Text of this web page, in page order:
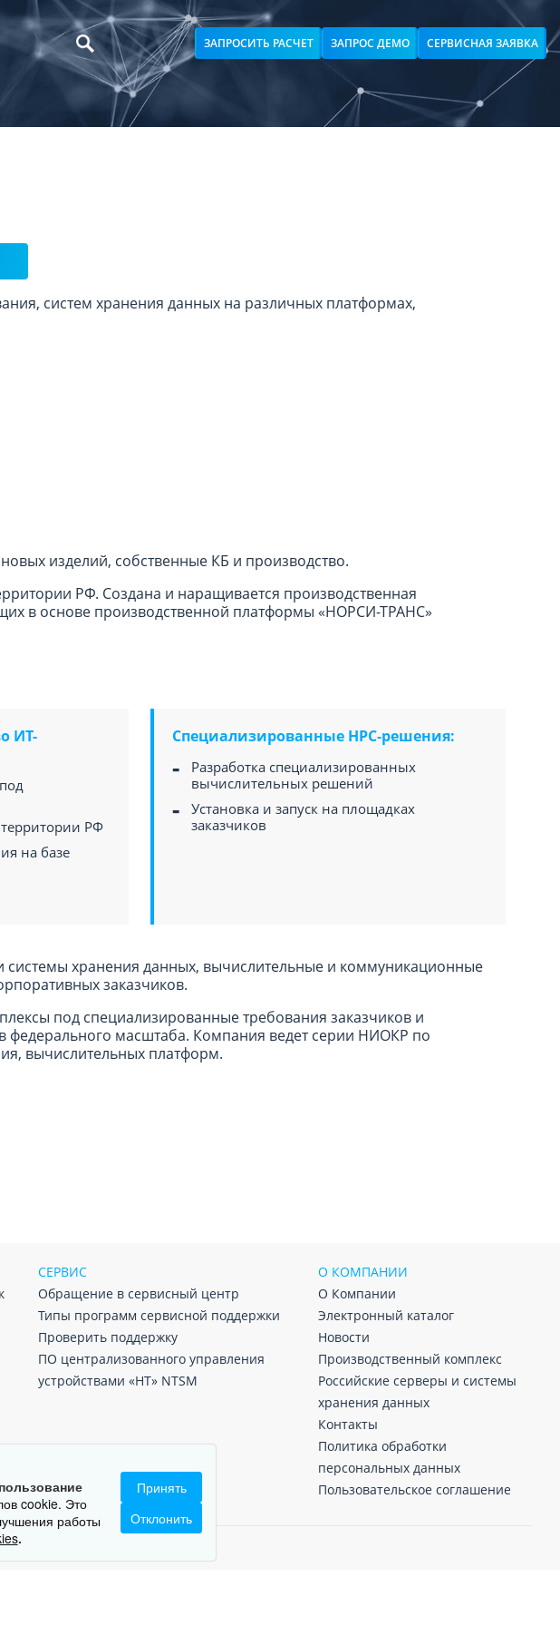
ЗАПРОСИТЬ РАСЧЕТ ЗАПРОС ДЕМО СЕРВИСНАЯ ЗАЯВКА
систем хранения данных на различных платформах,
изделий, собственные КБ и производство.
РФ. Создана и наращивается производственная
в основе производственной платформы «НОРСИ-ТРАНС»
ИТ-
РФ
на базе
Специализированные HPC-решения:
Разработка специализированных
вычислительных решений
Установка и запуск на площадках
заказчиков
хранения данных, вычислительные и коммуникационные
заказчиков.
под специализированные требования заказчиков и
федерального масштаба. Компания ведет серии НИОКР по
вычислительных платформ.
СЕРВИС
Обращение в сервисный центр
Типы программ сервисной поддержки
Проверить поддержку
ПО централизованного управления
устройствами «НТ» NTSM
О КОМПАНИИ
О Компании
Электронный каталог
Новости
Производственный комплекс
Российские серверы и системы
хранения данных
Контакты
Политика обработки
персональных данных
Пользовательское соглашение
cookie. Это
работы
.
Принять
Отклонить